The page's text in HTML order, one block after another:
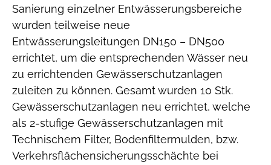
Sanierung einzelner Entwässerungsbereiche
wurden teilweise neue
Entwässerungsleitungen DN150 – DN500
errichtet, um die entsprechenden Wässer neu
zu errichtenden Gewässerschutzanlagen
zuleiten zu können. Gesamt wurden 10 Stk.
Gewässerschutzanlagen neu errichtet, welche
als 2-stufige Gewässerschutzanlagen mit
Technischem Filter, Bodenfiltermulden, bzw.
Verkehrsflächensicherungsschächte bei